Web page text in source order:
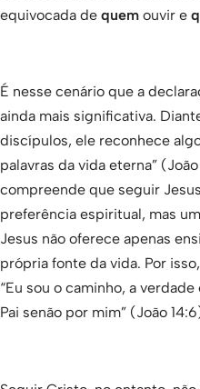
equivocada de quem ouvir e
É nesse cenário que a
ainda mais significativa.
discípulos, ele reconhece
palavras da vida eterna”
compreende que seguir
preferência espiritual, mas
Jesus não oferece apenas
própria fonte da vida. Por
“Eu sou o caminho, a
Pai senão por mim” (João